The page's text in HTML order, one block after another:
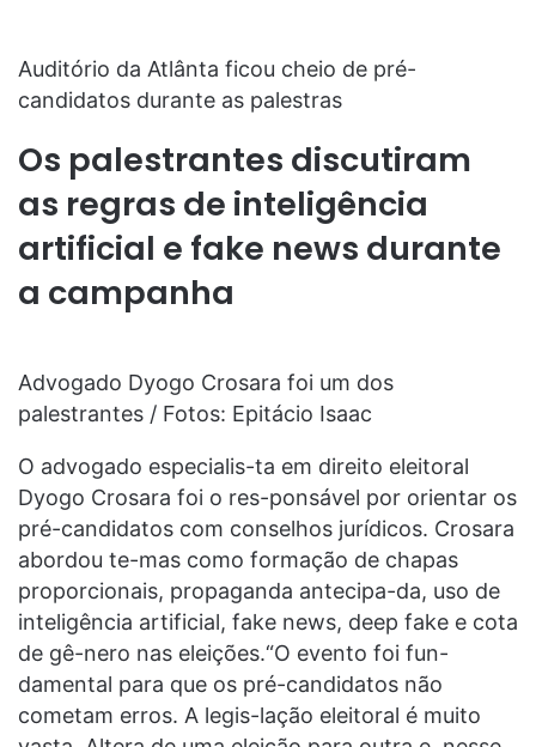
Auditório da Atlânta ficou cheio de pré-
candidatos durante as palestras
Os palestrantes discutiram
as regras de inteligência
artificial e fake news durante
a campanha
Advogado Dyogo Crosara foi um dos
palestrantes / Fotos: Epitácio Isaac
O advogado especialis-ta em direito eleitoral
Dyogo Crosara foi o res-ponsável por orientar os
pré-candidatos com conselhos jurídicos. Crosara
abordou te-mas como formação de chapas
proporcionais, propaganda antecipa-da, uso de
inteligência artificial, fake news, deep fake e cota
de gê-nero nas eleições.“O evento foi fun-
damental para que os pré-candidatos não
cometam erros. A legis-lação eleitoral é muito